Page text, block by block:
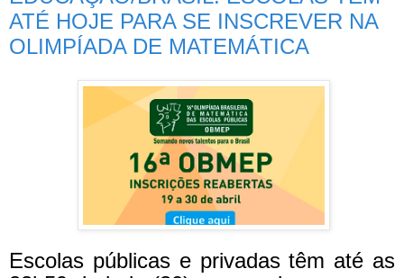
ATÉ HOJE PARA SE INSCREVER NA
OLIMPÍADA DE MATEMÁTICA
Escolas públicas e privadas têm até as